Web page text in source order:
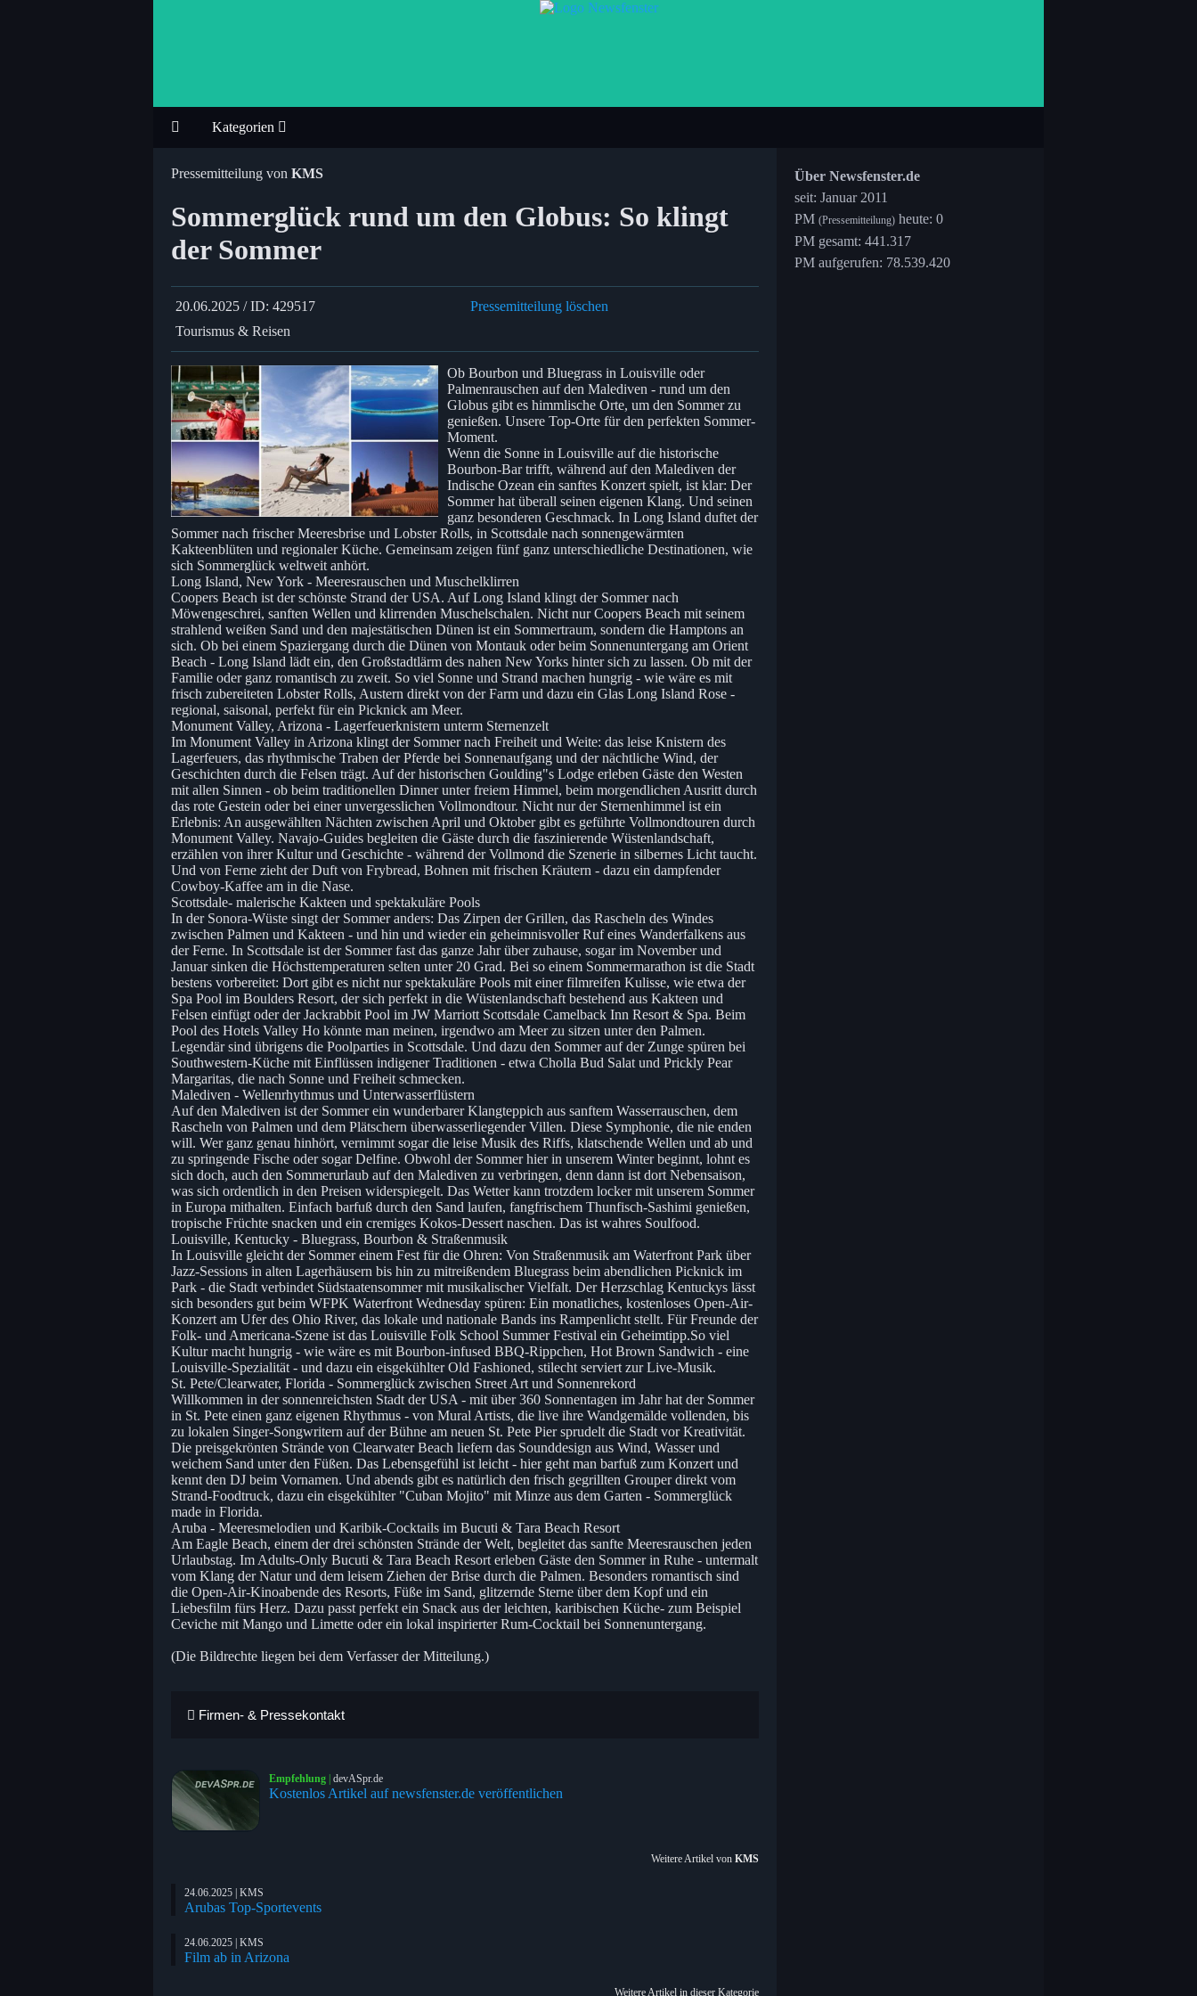
Kategorien
Pressemitteilung von KMS
Sommerglück rund um den Globus: So klingt
der Sommer
20.06.2025 / ID: 429517
Pressemitteilung löschen
Tourismus & Reisen
Ob Bourbon und Bluegrass in Louisville oder
Palmenrauschen auf den Malediven - rund um den
Globus gibt es himmlische Orte, um den Sommer zu
genießen. Unsere Top-Orte für den perfekten Sommer-
Moment.
Wenn die Sonne in Louisville auf die historische
Bourbon-Bar trifft, während auf den Malediven der
Indische Ozean ein sanftes Konzert spielt, ist klar: Der
Sommer hat überall seinen eigenen Klang. Und seinen
ganz besonderen Geschmack. In Long Island duftet der
Sommer nach frischer Meeresbrise und Lobster Rolls, in Scottsdale nach sonnengewärmten
Kakteenblüten und regionaler Küche. Gemeinsam zeigen fünf ganz unterschiedliche Destinationen, wie
sich Sommerglück weltweit anhört.
Long Island, New York - Meeresrauschen und Muschelklirren
Coopers Beach ist der schönste Strand der USA. Auf Long Island klingt der Sommer nach
Möwengeschrei, sanften Wellen und klirrenden Muschelschalen. Nicht nur Coopers Beach mit seinem
strahlend weißen Sand und den majestätischen Dünen ist ein Sommertraum, sondern die Hamptons an
sich. Ob bei einem Spaziergang durch die Dünen von Montauk oder beim Sonnenuntergang am Orient
Beach - Long Island lädt ein, den Großstadtlärm des nahen New Yorks hinter sich zu lassen. Ob mit der
Familie oder ganz romantisch zu zweit. So viel Sonne und Strand machen hungrig - wie wäre es mit
frisch zubereiteten Lobster Rolls, Austern direkt von der Farm und dazu ein Glas Long Island Rose -
regional, saisonal, perfekt für ein Picknick am Meer.
Monument Valley, Arizona - Lagerfeuerknistern unterm Sternenzelt
Im Monument Valley in Arizona klingt der Sommer nach Freiheit und Weite: das leise Knistern des
Lagerfeuers, das rhythmische Traben der Pferde bei Sonnenaufgang und der nächtliche Wind, der
Geschichten durch die Felsen trägt. Auf der historischen Goulding"s Lodge erleben Gäste den Westen
mit allen Sinnen - ob beim traditionellen Dinner unter freiem Himmel, beim morgendlichen Ausritt durch
das rote Gestein oder bei einer unvergesslichen Vollmondtour. Nicht nur der Sternenhimmel ist ein
Erlebnis: An ausgewählten Nächten zwischen April und Oktober gibt es geführte Vollmondtouren durch
Monument Valley. Navajo-Guides begleiten die Gäste durch die faszinierende Wüstenlandschaft,
erzählen von ihrer Kultur und Geschichte - während der Vollmond die Szenerie in silbernes Licht taucht.
Und von Ferne zieht der Duft von Frybread, Bohnen mit frischen Kräutern - dazu ein dampfender
Cowboy-Kaffee am in die Nase.
Scottsdale- malerische Kakteen und spektakuläre Pools
In der Sonora-Wüste singt der Sommer anders: Das Zirpen der Grillen, das Rascheln des Windes
zwischen Palmen und Kakteen - und hin und wieder ein geheimnisvoller Ruf eines Wanderfalkens aus
der Ferne. In Scottsdale ist der Sommer fast das ganze Jahr über zuhause, sogar im November und
Januar sinken die Höchsttemperaturen selten unter 20 Grad. Bei so einem Sommermarathon ist die Stadt
bestens vorbereitet: Dort gibt es nicht nur spektakuläre Pools mit einer filmreifen Kulisse, wie etwa der
Spa Pool im Boulders Resort, der sich perfekt in die Wüstenlandschaft bestehend aus Kakteen und
Felsen einfügt oder der Jackrabbit Pool im JW Marriott Scottsdale Camelback Inn Resort & Spa. Beim
Pool des Hotels Valley Ho könnte man meinen, irgendwo am Meer zu sitzen unter den Palmen.
Legendär sind übrigens die Poolparties in Scottsdale. Und dazu den Sommer auf der Zunge spüren bei
Southwestern-Küche mit Einflüssen indigener Traditionen - etwa Cholla Bud Salat und Prickly Pear
Margaritas, die nach Sonne und Freiheit schmecken.
Malediven - Wellenrhythmus und Unterwasserflüstern
Auf den Malediven ist der Sommer ein wunderbarer Klangteppich aus sanftem Wasserrauschen, dem
Rascheln von Palmen und dem Plätschern überwasserliegender Villen. Diese Symphonie, die nie enden
will. Wer ganz genau hinhört, vernimmt sogar die leise Musik des Riffs, klatschende Wellen und ab und
zu springende Fische oder sogar Delfine. Obwohl der Sommer hier in unserem Winter beginnt, lohnt es
sich doch, auch den Sommerurlaub auf den Malediven zu verbringen, denn dann ist dort Nebensaison,
was sich ordentlich in den Preisen widerspiegelt. Das Wetter kann trotzdem locker mit unserem Sommer
in Europa mithalten. Einfach barfuß durch den Sand laufen, fangfrischem Thunfisch-Sashimi genießen,
tropische Früchte snacken und ein cremiges Kokos-Dessert naschen. Das ist wahres Soulfood.
Louisville, Kentucky - Bluegrass, Bourbon & Straßenmusik
In Louisville gleicht der Sommer einem Fest für die Ohren: Von Straßenmusik am Waterfront Park über
Jazz-Sessions in alten Lagerhäusern bis hin zu mitreißendem Bluegrass beim abendlichen Picknick im
Park - die Stadt verbindet Südstaatensommer mit musikalischer Vielfalt. Der Herzschlag Kentuckys lässt
sich besonders gut beim WFPK Waterfront Wednesday spüren: Ein monatliches, kostenloses Open-Air-
Konzert am Ufer des Ohio River, das lokale und nationale Bands ins Rampenlicht stellt. Für Freunde der
Folk- und Americana-Szene ist das Louisville Folk School Summer Festival ein Geheimtipp.So viel
Kultur macht hungrig - wie wäre es mit Bourbon-infused BBQ-Rippchen, Hot Brown Sandwich - eine
Louisville-Spezialität - und dazu ein eisgekühlter Old Fashioned, stilecht serviert zur Live-Musik.
St. Pete/Clearwater, Florida - Sommerglück zwischen Street Art und Sonnenrekord
Willkommen in der sonnenreichsten Stadt der USA - mit über 360 Sonnentagen im Jahr hat der Sommer
in St. Pete einen ganz eigenen Rhythmus - von Mural Artists, die live ihre Wandgemälde vollenden, bis
zu lokalen Singer-Songwritern auf der Bühne am neuen St. Pete Pier sprudelt die Stadt vor Kreativität.
Die preisgekrönten Strände von Clearwater Beach liefern das Sounddesign aus Wind, Wasser und
weichem Sand unter den Füßen. Das Lebensgefühl ist leicht - hier geht man barfuß zum Konzert und
kennt den DJ beim Vornamen. Und abends gibt es natürlich den frisch gegrillten Grouper direkt vom
Strand-Foodtruck, dazu ein eisgekühlter "Cuban Mojito" mit Minze aus dem Garten - Sommerglück
made in Florida.
Aruba - Meeresmelodien und Karibik-Cocktails im Bucuti & Tara Beach Resort
Am Eagle Beach, einem der drei schönsten Strände der Welt, begleitet das sanfte Meeresrauschen jeden
Urlaubstag. Im Adults-Only Bucuti & Tara Beach Resort erleben Gäste den Sommer in Ruhe - untermalt
vom Klang der Natur und dem leisem Ziehen der Brise durch die Palmen. Besonders romantisch sind
die Open-Air-Kinoabende des Resorts, Füße im Sand, glitzernde Sterne über dem Kopf und ein
Liebesfilm fürs Herz. Dazu passt perfekt ein Snack aus der leichten, karibischen Küche- zum Beispiel
Ceviche mit Mango und Limette oder ein lokal inspirierter Rum-Cocktail bei Sonnenuntergang.
(Die Bildrechte liegen bei dem Verfasser der Mitteilung.)
Firmen- & Pressekontakt
Empfehlung | devASpr.de
Kostenlos Artikel auf newsfenster.de veröffentlichen
Weitere Artikel von KMS
24.06.2025 | KMS
Arubas Top-Sportevents
24.06.2025 | KMS
Film ab in Arizona
Weitere Artikel in dieser Kategorie
Über Newsfenster.de
seit: Januar 2011
PM (Pressemitteilung) heute: 0
PM gesamt: 441.317
PM aufgerufen: 78.539.420